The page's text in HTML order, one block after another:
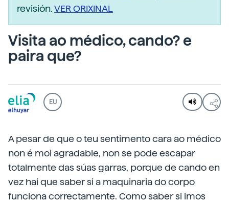
revisión.VER ORIXINAL
Visita ao médico, cando? e
paira que?
EU
A pesar de que o teu sentimento cara ao médico
non é moi agradable, non se pode escapar
totalmente das súas garras, porque de cando en
vez hai que saber si a maquinaria do corpo
funciona correctamente. Como saber si imos